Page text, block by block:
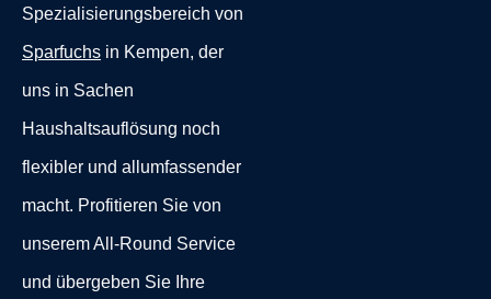
Spezialisierungsbereich von
Sparfuchs in Kempen, der
uns in Sachen
Haushaltsauflösung noch
flexibler und allumfassender
macht. Profitieren Sie von
unserem All-Round Service
und übergeben Sie Ihre